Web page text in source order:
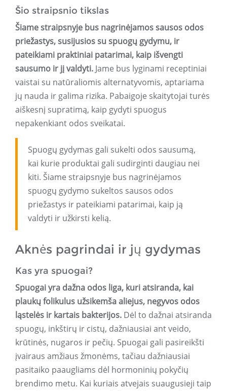
Šio straipsnio tikslas
Šiame straipsnyje bus nagrinėjamos sausos odos
priežastys, susijusios su spuogų gydymu, ir
pateikiami praktiniai patarimai, kaip išvengti
sausumo ir jį valdyti. Jame bus lyginami receptiniai
vaistai su natūraliomis alternatyvomis, aptariama
jų nauda ir galima rizika. Pabaigoje skaitytojai turės
aiškesnį supratimą, kaip gydyti spuogus
nepakenkiant odos sveikatai.
Spuogų gydymas gali sukelti odos sausumą,
kai kurie produktai gali sudirginti daugiau nei
kiti. Šiame straipsnyje bus nagrinėjamos
spuogų gydymo sukeltos sausos odos
priežastys ir pateikiami patarimai, kaip ją
valdyti ir užkirsti kelią.
Aknės pagrindai ir jų gydymas
Kas yra spuogai?
Spuogai yra dažna odos liga, kuri atsiranda, kai
plaukų folikulus užsikemša aliejus, negyvos odos
ląstelės ir kartais bakterijos. Dėl to dažnai atsiranda
spuogų, inkštirų ir cistų, dažniausiai ant veido,
krūtinės, nugaros ir pečių. Spuogai gali pasireikšti
įvairaus amžiaus žmonėms, tačiau dažniausiai
pasitaiko paaugliams dėl hormoninių pokyčių
brendimo metu. Kai kuriais atvejais suaugusieji taip